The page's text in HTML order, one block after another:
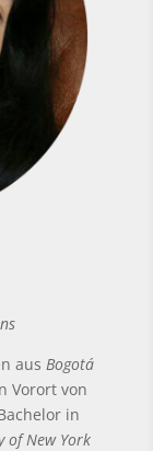
aus Bogotá
Vorort von
in
of New York